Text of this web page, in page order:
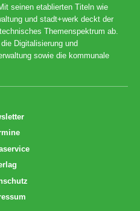
seinen etablierten Titeln wie
und stadt+werk deckt der
Themenspektrum ab.
Digitalisierung und
sowie die kommunale